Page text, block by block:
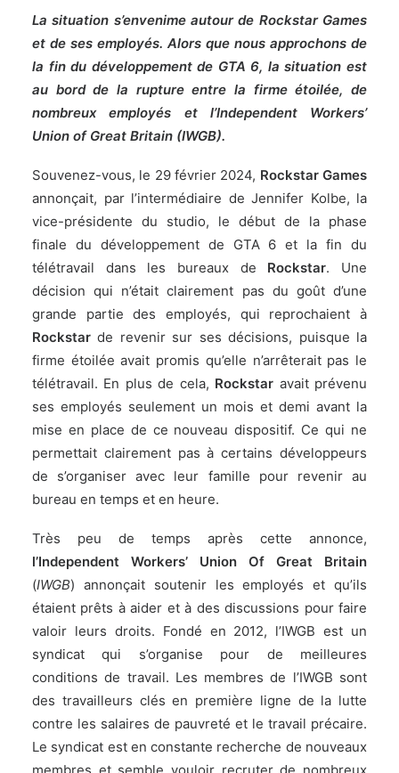
La situation s’envenime autour de Rockstar Games
et de ses employés. Alors que nous approchons de
la fin du développement de GTA 6, la situation est
au bord de la rupture entre la firme étoilée, de
nombreux employés et l’Independent Workers’
Union of Great Britain (IWGB).
Souvenez-vous, le 29 février 2024, Rockstar Games
annonçait, par l’intermédiaire de Jennifer Kolbe, la
vice-présidente du studio, le début de la phase
finale du développement de GTA 6 et la fin du
télétravail dans les bureaux de Rockstar. Une
décision qui n’étaitclairement pas du goût d’une
grande partie des employés, qui reprochaient à
Rockstar de revenir sur ses décisions, puisque la
firme étoilée avait promis qu’elle n’arrêterait pas le
télétravail. En plus de cela, Rockstar avait prévenu
ses employés seulement un mois et demi avant la
mise en place de ce nouveau dispositif. Ce qui ne
permettait clairement pas à certains développeurs
de s’organiser avec leur famille pour revenir au
bureau en temps et en heure.
Très peu de temps après cette annonce,
l’Independent Workers’ Union Of Great Britain
(IWGB) annonçait soutenir les employés et qu’ils
étaient prêts à aider et à des discussions pour faire
valoir leurs droits. Fondé en 2012, l’IWGB est un
syndicat qui s’organise pour de meilleures
conditions de travail. Les membres de l’IWGB sont
des travailleurs clés en première ligne de la lutte
contre les salaires de pauvreté et le travail précaire.
Le syndicat est en constante recherche de nouveaux